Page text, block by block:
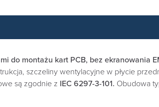
do montażu kart PCB, bez ekranowania
szczeliny wentylacyjne w płycie
są zgodnie z IEC 6297-3-101. Obudowa